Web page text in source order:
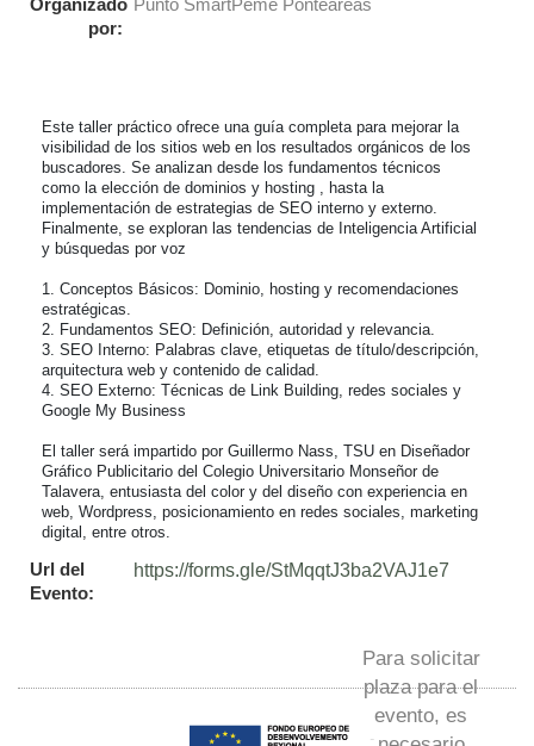
Organizado
por:
Punto SmartPeme Ponteareas
Este taller práctico ofrece una guía completa para mejorar la
visibilidad de los sitios web en los resultados orgánicos de los
buscadores. Se analizan desde los fundamentos técnicos
como la elección de dominios y hosting , hasta la
implementación de estrategias de SEO interno y externo.
Finalmente, se exploran las tendencias de Inteligencia Artificial
y búsquedas por voz
1. Conceptos Básicos: Dominio, hosting y recomendaciones
estratégicas.
2. Fundamentos SEO: Definición, autoridad y relevancia.
3. SEO Interno: Palabras clave, etiquetas de título/descripción,
arquitectura web y contenido de calidad.
4. SEO Externo: Técnicas de Link Building, redes sociales y
Google My Business
El taller será impartido por Guillermo Nass, TSU en Diseñador
Gráfico Publicitario del Colegio Universitario Monseñor de
Talavera, entusiasta del color y del diseño con experiencia en
web, Wordpress, posicionamiento en redes sociales, marketing
digital, entre otros.
Url del
Evento:
https://forms.gle/StMqqtJ3ba2VAJ1e7
Para solicitar
plaza para el
evento, es